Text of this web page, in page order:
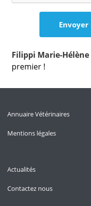
Filippi Marie-Hélène
premier !
Annuaire Vétérinaires
Mentions légales
Actualités
Contactez nous